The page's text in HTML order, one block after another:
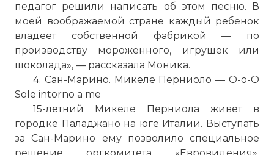
педагог решили написать об этом песню. В
моей воображаемой стране каждый ребенок
владеет собственной фабрикой — по
производству мороженного, игрушек или
шоколада», — рассказала Моника.
4. Сан-Марино. Микеле Перниоло — O-o-O
Sole intorno a me
15-летний Микеле Перниола живет в
городке Паладжано на юге Италии. Выступать
за Сан-Марино ему позволило специальное